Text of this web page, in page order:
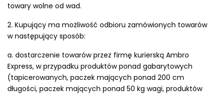
towary wolne od wad.
2. Kupujący ma możliwość odbioru zamówionych towarów
w następujący sposób:
a. dostarczenie towarów przez firmę kurierską Ambro
Express, w przypadku produktów ponad gabarytowych
(tapicerowanych, paczek mających ponad 200 cm
długości, paczek mających ponad 50 kg wagi, produktów